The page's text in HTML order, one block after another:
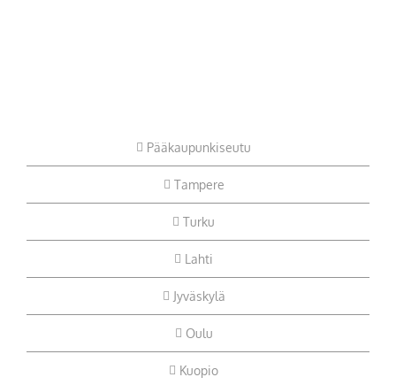
Pääkaupunkiseutu
Tampere
Turku
Lahti
Jyväskylä
Oulu
Kuopio